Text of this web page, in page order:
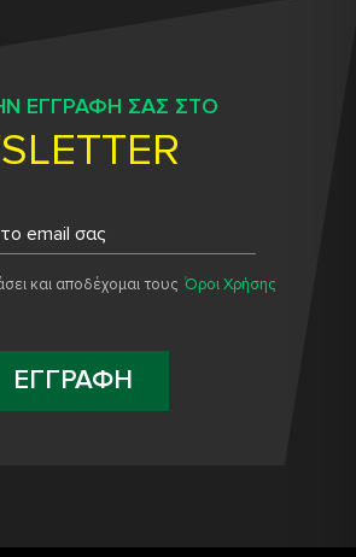
ΕΓΓΡΑΦΗ ΣΑΣ ΣΤΟ
ΕΓΓΡΑΦΗ
και αποδέχομαι τους Όροι Χρήσης